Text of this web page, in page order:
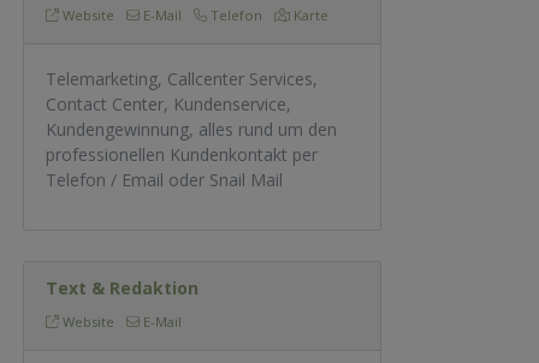
Website E-Mail Telefon Karte
Telemarketing, Callcenter Services,
Contact Center, Kundenservice,
Kundengewinnung, alles rund um den
professionellen Kundenkontakt per
Telefon / Email oder Snail Mail
Text & Redaktion
Website E-Mail